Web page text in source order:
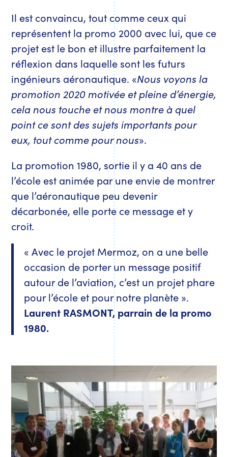
Il est convaincu, tout comme ceux qui
représentent la promo 2000 avec lui, que ce
projet est le bon et illustre parfaitement la
réflexion dans laquelle sont les futurs
ingénieurs aéronautique. «Nous voyons la
promotion 2020 motivée et pleine d’énergie,
cela nous touche et nous montre à quel
point ce sont des sujets importants pour
eux, tout comme pour nous».
La promotion 1980, sortie il y a 40 ans de
l’école est animée par une envie de montrer
que l’aéronautique peu devenir
décarbonée, elle porte ce message et y
croit.
« Avec le projet Mermoz, on a une belle
occasion de porter un message positif
autour de l’aviation, c’est un projet phare
pour l’école et pour notre planète ».
Laurent RASMONT, parrain de la promo
1980.